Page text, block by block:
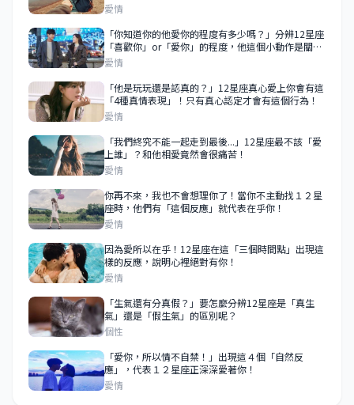
愛情
「你知道你的他愛你的程度有多少嗎？」分辨12星座
「喜歡你」or「愛你」的程度，他這個小動作是關
鍵！
愛情
「他是玩玩還是認真的？」12星座真心愛上你會有這
「4種真情表現」！只有真心認定才會有這個行為！
愛情
「我們終究不能一起走到最後...」12星座最不該「愛
上誰」？和他相愛竟然會很痛苦！
愛情
你再不來，我也不會想理你了！當你不主動找１２星
座時，他們有「這個反應」就代表在乎你！
愛情
因為愛所以在乎！12星座在這「三個時間點」出現這
樣的反應，說明心裡絕對有你！
愛情
「生氣還有分真假？」要怎麼分辨12星座是「真生
氣」還是「假生氣」的區別呢？
個性
「愛你，所以情不自禁！」出現這４個「自然反
應」，代表１２星座正深深愛著你！
愛情